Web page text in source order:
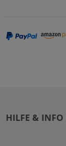
HILFE & INFO